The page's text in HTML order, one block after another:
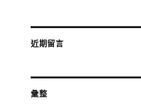
近期留言
彙整